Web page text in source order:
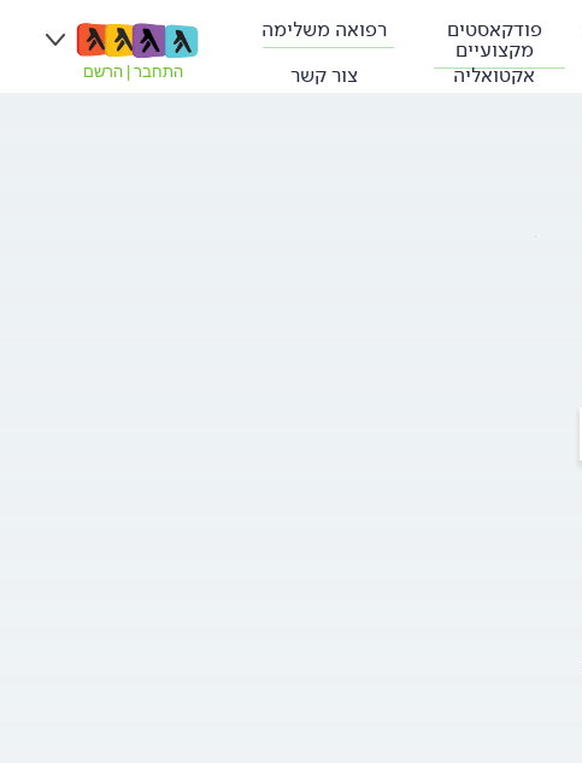
פודקאסטים
מקצועיים
רפואה משלימה
אקטואליה צור קשר התחבר הרשם